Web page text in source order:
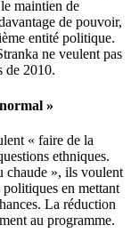
maintien de
de pouvoir,
entité politique.
ne veulent pas
de 2010.
»
« faire de la
ethniques.
chaude », ils voulent
en mettant
La réduction
au programme.